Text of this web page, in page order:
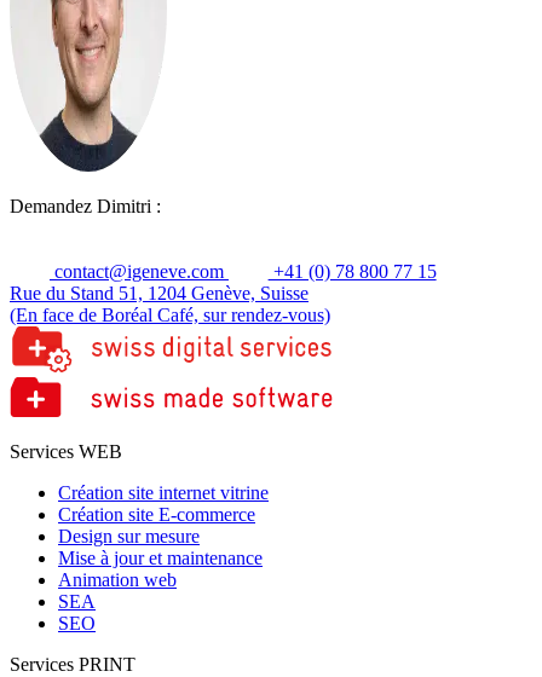
Demandez Dimitri :
contact@igeneve.com
+41 (0) 78 800 77 15
Rue du Stand 51, 1204 Genève, Suisse
(En face de Boréal Café, sur rendez-vous)
Services WEB
Création site internet vitrine
Création site E-commerce
Design sur mesure
Mise à jour et maintenance
Animation web
SEA
SEO
Services PRINT